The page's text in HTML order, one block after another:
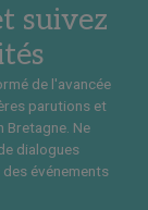
suivez
de l'avancée
parutions et
Bretagne. Ne
dialogues
événements